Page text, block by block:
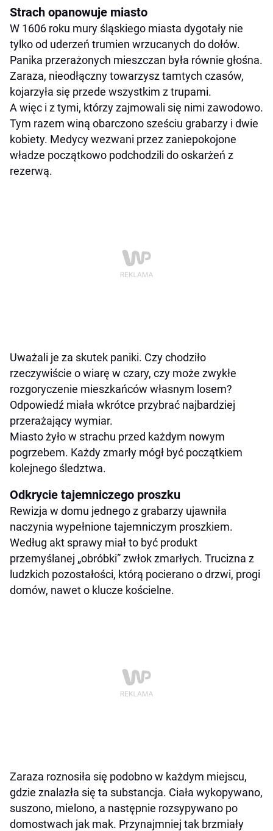
Strach opanowuje miasto
W 1606 roku mury śląskiego miasta dygotały nie
tylko od uderzeń trumien wrzucanych do dołów.
Panika przerażonych mieszczan była równie głośna.
Zaraza, nieodłączny towarzysz tamtych czasów,
kojarzyła się przede wszystkim z trupami.
A więc i z tymi, którzy zajmowali się nimi zawodowo.
Tym razem winą obarczono sześciu grabarzy i dwie
kobiety. Medycy wezwani przez zaniepokojone
władze początkowo podchodzili do oskarżeń z
rezerwą.
Uważali je za skutek paniki. Czy chodziło
rzeczywiście o wiarę w czary, czy może zwykłe
rozgoryczenie mieszkańców własnym losem?
Odpowiedź miała wkrótce przybrać najbardziej
przerażający wymiar.
Miasto żyło w strachu przed każdym nowym
pogrzebem. Każdy zmarły mógł być początkiem
kolejnego śledztwa.
Odkrycie tajemniczego proszku
Rewizja w domu jednego z grabarzy ujawniła
naczynia wypełnione tajemniczym proszkiem.
Według akt sprawy miał to być produkt
przemyślanej „obróbki” zwłok zmarłych. Trucizna z
ludzkich pozostałości, którą pocierano o drzwi, progi
domów, nawet o klucze kościelne.
Zaraza roznosiła się podobno w każdym miejscu,
gdzie znalazła się ta substancja. Ciała wykopywano,
suszono, mielono, a następnie rozsypywano po
domostwach jak mak. Przynajmniej tak brzmiały